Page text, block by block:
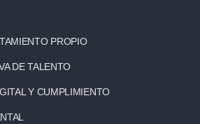
PROPIO
DE TALENTO
Y CUMPLIMIENTO